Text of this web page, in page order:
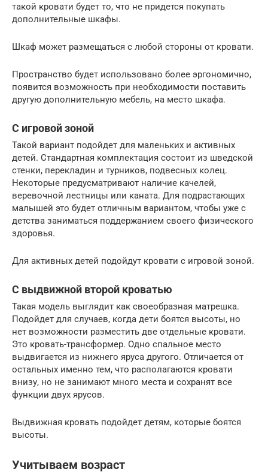
такой кровати будет то, что не придется покупать
дополнительные шкафы.
Шкаф может размещаться с любой стороны от кровати.
Пространство будет использовано более эргономично,
появится возможность при необходимости поставить
другую дополнительную мебель, на место шкафа.
С игровой зоной
Такой вариант подойдет для маленьких и активных
детей. Стандартная комплектация состоит из шведской
стенки, перекладин и турников, подвесных колец.
Некоторые предусматривают наличие качелей,
веревочной лестницы или каната. Для подрастающих
малышей это будет отличным вариантом, чтобы уже с
детства заниматься поддержанием своего физического
здоровья.
Для активных детей подойдут кровати с игровой зоной.
С выдвижной второй кроватью
Такая модель выглядит как своеобразная матрешка.
Подойдет для случаев, когда дети боятся высоты, но
нет возможности разместить две отдельные кровати.
Это кровать-трансформер. Одно спальное место
выдвигается из нижнего яруса другого. Отличается от
остальных именно тем, что располагаются кровати
внизу, но не занимают много места и сохранят все
функции двух ярусов.
Выдвижная кровать подойдет детям, которые боятся
высоты.
Учитываем возраст